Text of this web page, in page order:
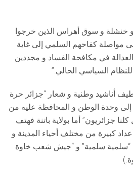
و خنشلة و سوق أهراس الذين خرجوا
كفاحهم السلمي إلى غاية
في مكافحة الفساد و مجددين
السياسي الحالي.”
أناشيد وطنية و شعار “جزائر حرة
إلى وحدة الوطن و المحافظة عليه من
جزائريون” أما بولاية باتنة فهتف
كبيرة من مختلف أحياء المدينة و
“سلمية سلمية” و “جيش شعب خاوة